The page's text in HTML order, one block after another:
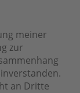
meiner
zur
an Dritte